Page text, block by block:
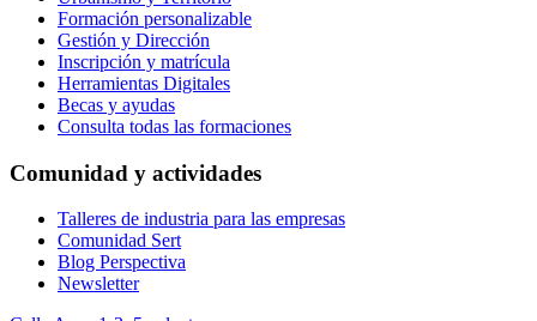
Formación personalizable
Gestión y Dirección
Inscripción y matrícula
Herramientas Digitales
Becas y ayudas
Consulta todas las formaciones
Comunidad y actividades
Talleres de industria para las empresas
Comunidad Sert
Blog Perspectiva
Newsletter